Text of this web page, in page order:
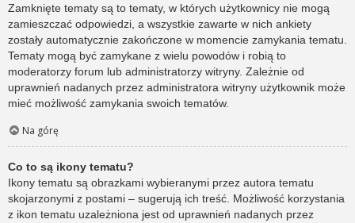
Zamknięte tematy są to tematy, w których użytkownicy nie mogą
zamieszczać odpowiedzi, a wszystkie zawarte w nich ankiety
zostały automatycznie zakończone w momencie zamykania tematu.
Tematy mogą być zamykane z wielu powodów i robią to
moderatorzy forum lub administratorzy witryny. Zależnie od
uprawnień nadanych przez administratora witryny użytkownik może
mieć możliwość zamykania swoich tematów.
Na górę
Co to są ikony tematu?
Ikony tematu są obrazkami wybieranymi przez autora tematu
skojarzonymi z postami – sugerują ich treść. Możliwość korzystania
z ikon tematu uzależniona jest od uprawnień nadanych przez